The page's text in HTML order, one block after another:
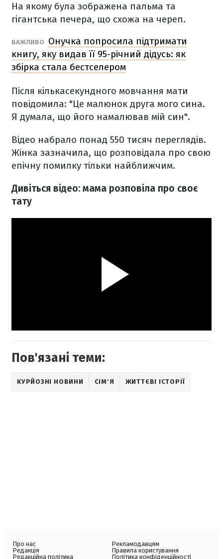
На якому була зображена пальма та
гігантська печера, що схожа на череп.
ВАЖЛИВО
Онучка попросила підтримати
книгу, яку видав її 95-річний дідусь: як
збірка стала бестселером
Після кількасекундного мовчання мати
повідомила: "Це малюнок друга мого сина.
Я думала, що його намалював мій син".
Відео набрало понад 550 тисяч переглядів.
Жінка зазначила, що розповідала про свою
епічну помилку тільки найближчим.
Дивіться відео: мама розповіла про своє
тату
Пов'язані теми:
КУРЙОЗНІ НОВИНИ СІМʼЯ ЖИТТЄВІ ІСТОРІЇ
Про нас
Редакція
Редакційна політика
Рекламодавцям
Правила користування
Політика конфіденційності